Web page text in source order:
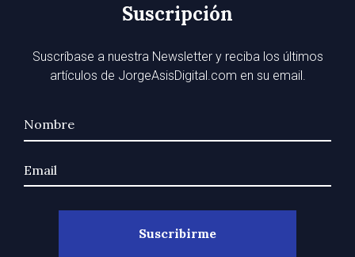
Suscripción
Suscríbase a nuestra Newsletter y reciba los últimos
artículos de JorgeAsisDigital.com en su email.